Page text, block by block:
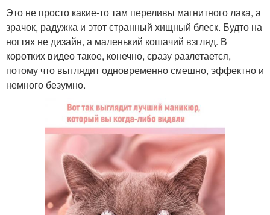
Это не просто какие-то там переливы магнитного лака, а
зрачок, радужка и этот странный хищный блеск. Будто на
ногтях не дизайн, а маленький кошачий взгляд. В
коротких видео такое, конечно, сразу разлетается,
потому что выглядит одновременно смешно, эффектно и
немного безумно.